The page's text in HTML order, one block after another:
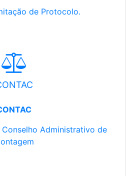
de Protocolo.
Administrativo de